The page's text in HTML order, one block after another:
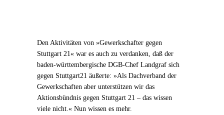
Den Aktivitäten von »Gewerkschafter gegen
Stuttgart 21« war es auch zu verdanken, daß der
baden-württembergische DGB-Chef Landgraf sich
gegen Stuttgart21 äußerte: »Als Dachverband der
Gewerkschaften aber unterstützen wir das
Aktionsbündnis gegen Stuttgart 21 – das wissen
viele nicht.« Nun wissen es mehr.